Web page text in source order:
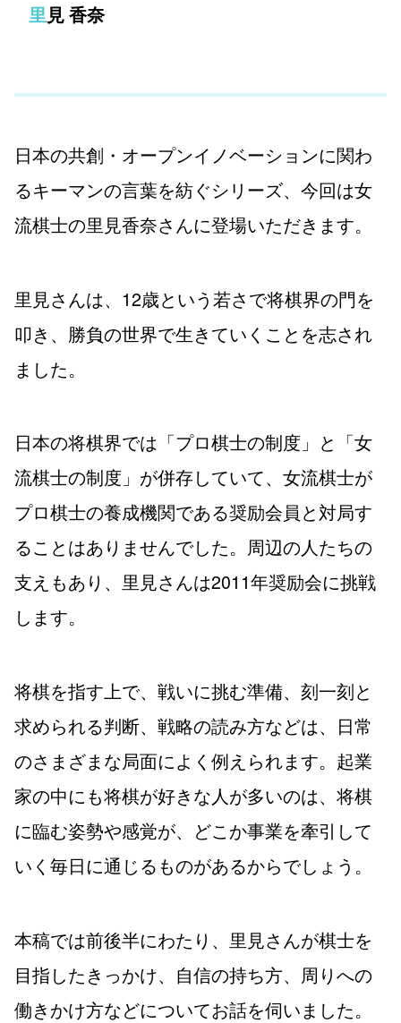
里見 香奈
日本の共創・オープンイノベーションに関わ
るキーマンの言葉を紡ぐシリーズ、今回は女
流棋士の里見香奈さんに登場いただきます。
里見さんは、12歳という若さで将棋界の門を
叩き、勝負の世界で生きていくことを志され
ました。
日本の将棋界では「プロ棋士の制度」と「女
流棋士の制度」が併存していて、女流棋士が
プロ棋士の養成機関である奨励会員と対局す
ることはありませんでした。周辺の人たちの
支えもあり、里見さんは2011年奨励会に挑戦
します。
将棋を指す上で、戦いに挑む準備、刻一刻と
求められる判断、戦略の読み方などは、日常
のさまざまな局面によく例えられます。起業
家の中にも将棋が好きな人が多いのは、将棋
に臨む姿勢や感覚が、どこか事業を牽引して
いく毎日に通じるものがあるからでしょう。
本稿では前後半にわたり、里見さんが棋士を
目指したきっかけ、自信の持ち方、周りへの
働きかけ方などについてお話を伺いました。